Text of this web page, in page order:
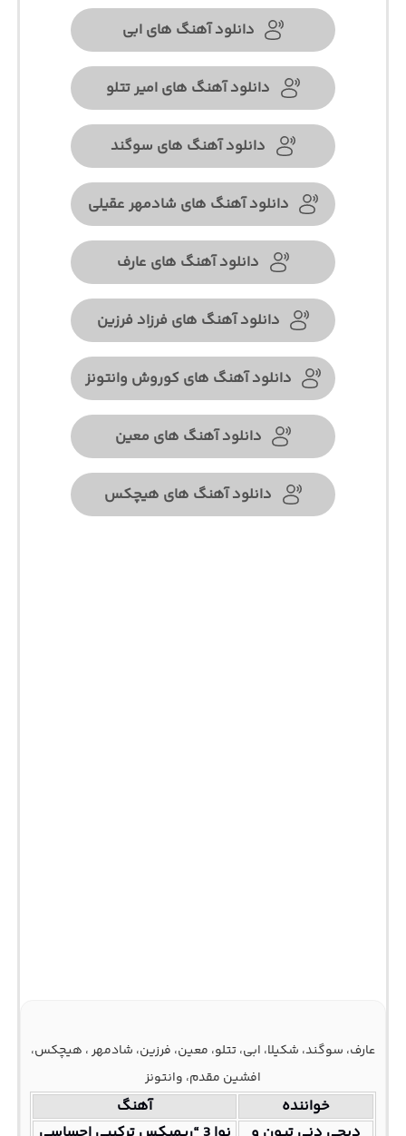
دانلود آهنگ های ابی
دانلود آهنگ های امیر تتلو
دانلود آهنگ های سوگند
دانلود آهنگ های شادمهر عقیلی
دانلود آهنگ های عارف
دانلود آهنگ های فرزاد فرزین
دانلود آهنگ های کوروش وانتونز
دانلود آهنگ های معین
دانلود آهنگ های هیچکس
عارف، سوگند، شکیلا، ابی، تتلو، معین، فرزین، شادمهر ، هیچکس،
افشین مقدم، وانتونز
خواننده
آهنگ